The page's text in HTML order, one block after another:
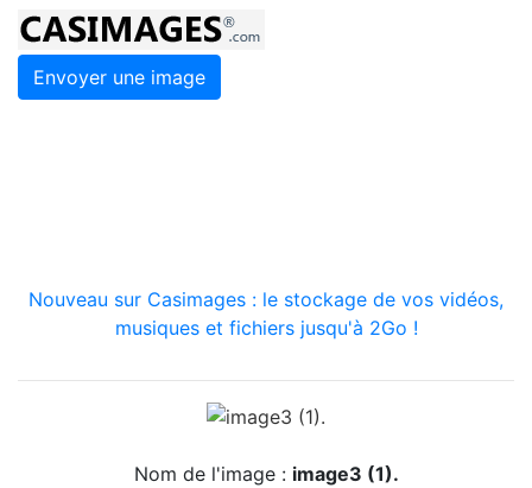
Envoyer une image
Nouveau sur Casimages : le stockage de vos vidéos,
musiques et fichiers jusqu'à 2Go !
Nom de l'image : image3 (1).